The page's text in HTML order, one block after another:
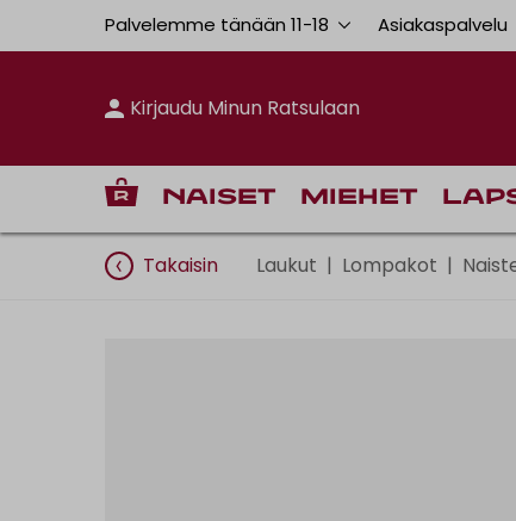
Palvelemme tänään 11-18 Asiakaspalvelu
Kirjaudu Minun Ratsulaan
Naiset Miehet
Takaisin Laukut | Lompakot |